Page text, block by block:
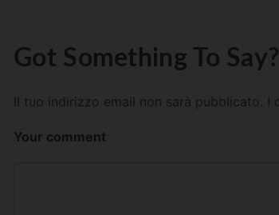
Got Something To Say?
Il tuo indirizzo email non sarà pubblicato.
Your comment